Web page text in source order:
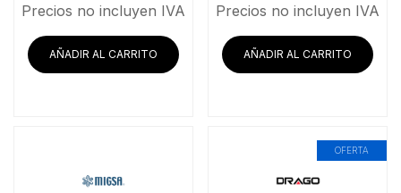
Precios no incluyen IVA
AÑADIR AL CARRITO
Precios no incluyen IVA
AÑADIR AL CARRITO
OFERTA